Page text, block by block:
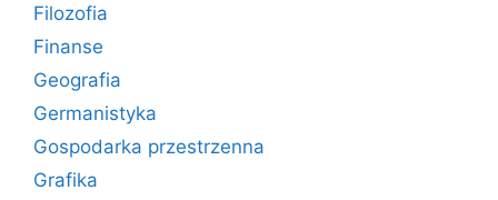
Filozofia
Finanse
Geografia
Germanistyka
Gospodarka przestrzenna
Grafika